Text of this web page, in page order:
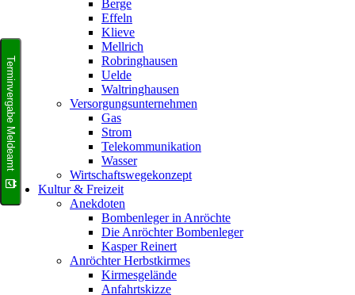
Berge
Effeln
Klieve
Mellrich
Robringhausen
Uelde
Waltringhausen
Versorgungsunternehmen
Gas
Strom
Telekommunikation
Wasser
Wirtschaftswegekonzept
Kultur & Freizeit
Anekdoten
Bombenleger in Anröchte
Die Anröchter Bombenleger
Kasper Reinert
Anröchter Herbstkirmes
Kirmesgelände
Anfahrtskizze
Terminvergabe Meldeamt